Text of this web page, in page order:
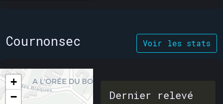
Voir les stats
Cournonsec
+
−
Dernier relevé